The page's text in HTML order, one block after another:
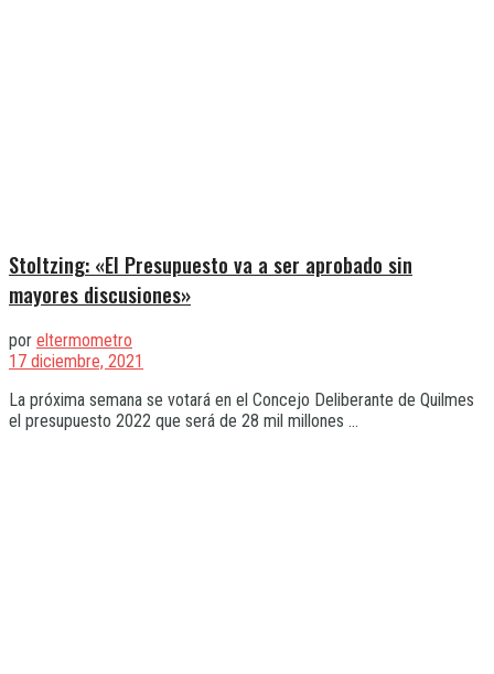
Stoltzing: «El Presupuesto va a ser aprobado sin
mayores discusiones»
por eltermometro
17 diciembre, 2021
La próxima semana se votará en el Concejo Deliberante de Quilmes
el presupuesto 2022 que será de 28 mil millones ...